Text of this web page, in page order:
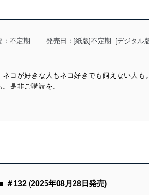
是正に努めます。
ーザー制御機能（ユーザーアカウント制御）
識別・認証しています。
の防止
含まれるファイルを送信する場合に、当該フ
の継続的改善
：不定期 発売日：[紙版]不定期 [デジタル
コが好きな人もネコ好きでも飼えない人
是非ご購読を。
■ ＃132 (2025年08月28日発売)